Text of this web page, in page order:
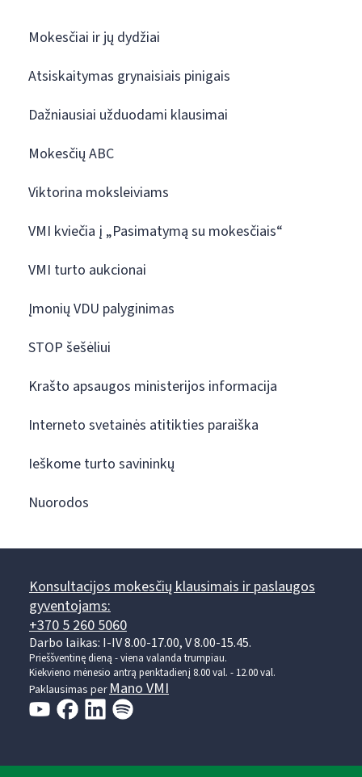
Mokesčiai ir jų dydžiai
Atsiskaitymas grynaisiais pinigais
Dažniausiai užduodami klausimai
Mokesčių ABC
Viktorina moksleiviams
VMI kviečia į „Pasimatymą su mokesčiais“
VMI turto aukcionai
Įmonių VDU palyginimas
STOP šešėliui
Krašto apsaugos ministerijos informacija
Interneto svetainės atitikties paraiška
Ieškome turto savininkų
Nuorodos
Konsultacijos mokesčių klausimais ir paslaugos
gyventojams:
+370 5 260 5060
Darbo laikas: I-IV 8.00-17.00, V 8.00-15.45.
Prieššventinę dieną - viena valanda trumpiau.
Kiekvieno mėnesio antrą penktadienį 8.00 val. - 12.00 val.
Paklausimas per Mano VMI